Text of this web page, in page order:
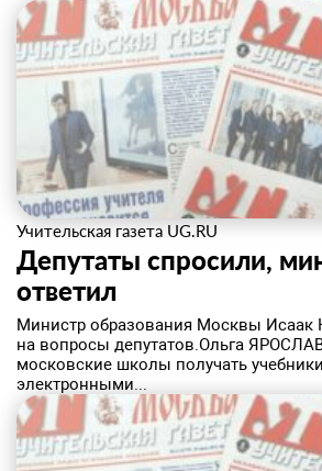
Учительская газета UG.RU
Депутаты спросили,
ответил
​Министр образования Москвы
на вопросы депутатов.Ольга
московские школы получать
электронными...